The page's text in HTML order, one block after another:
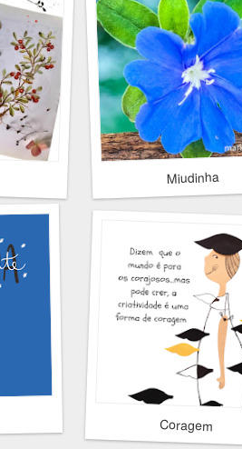
Miudinha
Coragem